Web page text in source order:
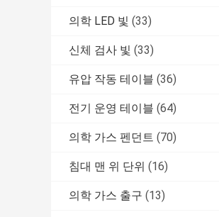
의학 LED 빛 (33)
신체 검사 빛 (33)
유압 작동 테이블 (36)
전기 운영 테이블 (64)
의학 가스 펜던트 (70)
침대 맨 위 단위 (16)
의학 가스 출구 (13)